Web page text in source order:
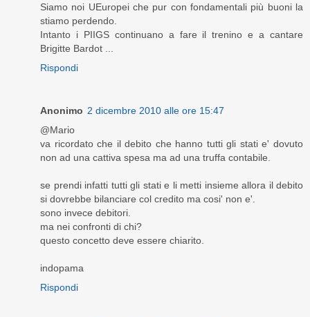
Siamo noi UEuropei che pur con fondamentali più buoni la
stiamo perdendo.
Intanto i PIIGS continuano a fare il trenino e a cantare
Brigitte Bardot ...
Rispondi
Anonimo 2 dicembre 2010 alle ore 15:47
@Mario
va ricordato che il debito che hanno tutti gli stati e' dovuto
non ad una cattiva spesa ma ad una truffa contabile.
se prendi infatti tutti gli stati e li metti insieme allora il debito
si dovrebbe bilanciare col credito ma cosi' non e'.
sono invece debitori.
ma nei confronti di chi?
questo concetto deve essere chiarito.
indopama
Rispondi